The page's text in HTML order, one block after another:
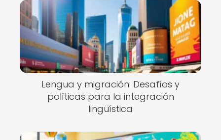
Lengua y migración: Desafíos y
políticas para la integración
lingüística